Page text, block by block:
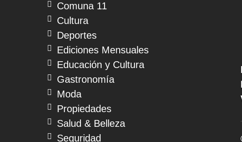
Comuna 11
Cultura
Deportes
Ediciones Mensuales
Educación y Cultura
Gastronomía
Moda
Propiedades
Salud & Belleza
Seguridad